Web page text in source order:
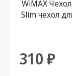
WiMAX
Slim чехол
310 ₽